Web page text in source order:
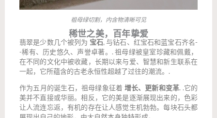
祖母绿切割，内含物清晰可见
稀世之美，百年挚爱
翡翠是少数几个被列为 宝石, 与钻石、红宝石和蓝宝石齐名-
-稀有、历史悠久、声誉卓著。.祖母绿被皇室珍藏和佩戴，
在不同的文化中被收藏，长期以来与爱、智慧和新生联系在
一起，它所蕴含的古老永恒性超越了过往的潮流。.
作为五月的诞生石，祖母绿象征着 增长、更新和变革. .它的
美并不直接或华丽。相反，它的美是逐渐展现出来的，色彩
让人流连忘返，有机的存在让人感觉生机勃勃。每块石头都